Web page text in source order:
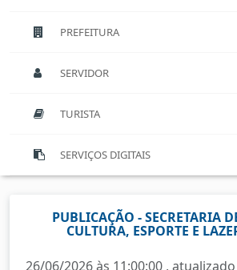
PREFEITURA
SERVIDOR
TURISTA
SERVIÇOS DIGITAIS
PUBLICAÇÃO - SECRETARIA
CULTURA, ESPORTE E
26/06/2026 às 11:00:00 ,